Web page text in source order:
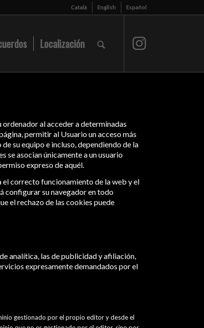
Català English Español
Localización
al acceder a determinadas
permitir al Usuario un acceso más
su equipo e incluso, dependiendo de la
se asocian únicamente a un usuario
expreso de aquél.
el correcto funcionamiento de la web y el
configurar su navegador en todo
el rechazo de las cookies puede
analítica, las de publicidad y afiliación,
expresamente demandados por el
gestionado por el propio editor y desde el